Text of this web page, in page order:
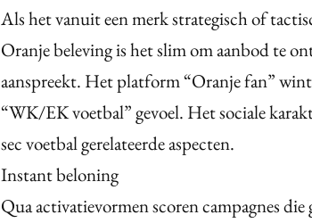
Als het vanuit een merk strategisch of
Oranje beleving is het slim om aanbod te
aanspreekt. Het platform “Oranje fan”
“WK/EK voetbal” gevoel. Het sociale
sec voetbal gerelateerde aspecten.
Instant beloning
Qua activatievormen scoren campagnes